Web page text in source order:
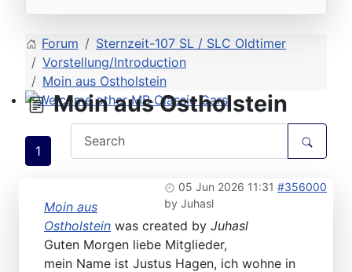
Forum
Sternzeit-107 SL / SLC Oldtimer
Vorstellung/Introduction
Moin aus Ostholstein
Moin aus Ostholstein
1
05 Jun 2026 11:31 #356000
by Juhasl
Moin aus
Ostholstein was created by Juhasl
Guten Morgen liebe Mitglieder,
mein Name ist Justus Hagen, ich wohne in